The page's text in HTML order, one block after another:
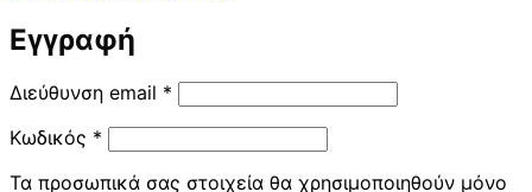
Εγγραφή
Διεύθυνση email * Απαιτείται
Κωδικός * Απαιτείται
Τα προσωπικά σας στοιχεία θα χρησιμοποιηθούν μόνο